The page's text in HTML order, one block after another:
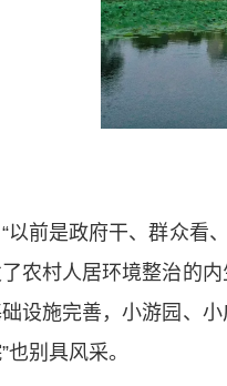
前是政府干、群众看、
农村人居环境整治的
设施完善，小游园、
也别具风采。